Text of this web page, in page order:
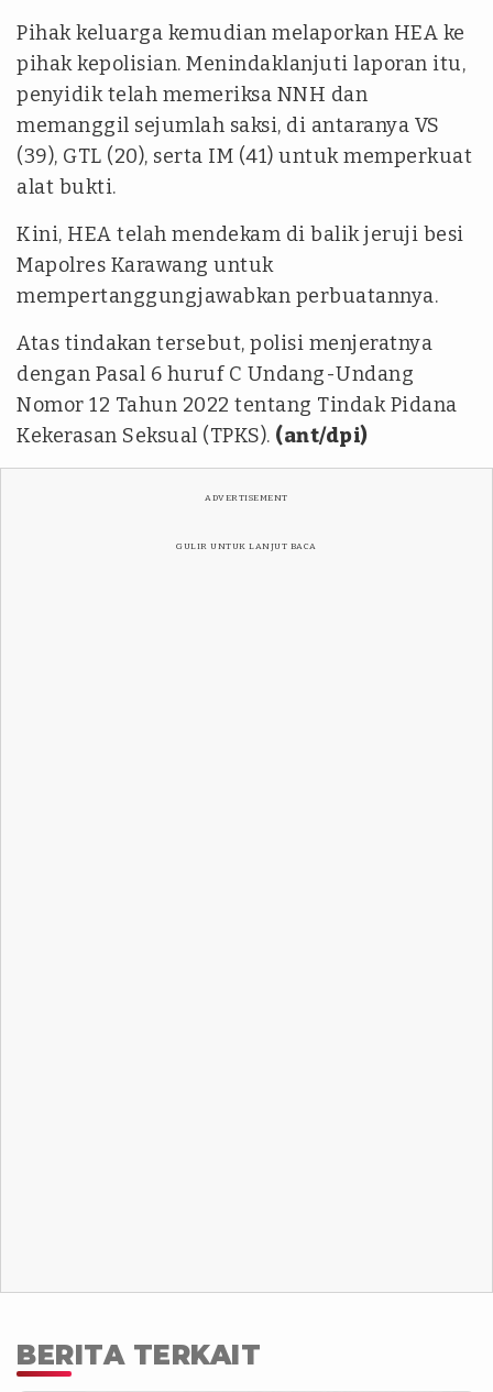
Pihak keluarga kemudian melaporkan HEA ke
pihak kepolisian. Menindaklanjuti laporan itu,
penyidik telah memeriksa NNH dan
memanggil sejumlah saksi, di antaranya VS
(39), GTL (20), serta IM (41) untuk memperkuat
alat bukti.
Kini, HEA telah mendekam di balik jeruji besi
Mapolres Karawang untuk
mempertanggungjawabkan perbuatannya.
Atas tindakan tersebut, polisi menjeratnya
dengan Pasal 6 huruf C Undang-Undang
Nomor 12 Tahun 2022 tentang Tindak Pidana
Kekerasan Seksual (TPKS). (ant/dpi)
ADVERTISEMENT
GULIR UNTUK LANJUT BACA
BERITA TERKAIT